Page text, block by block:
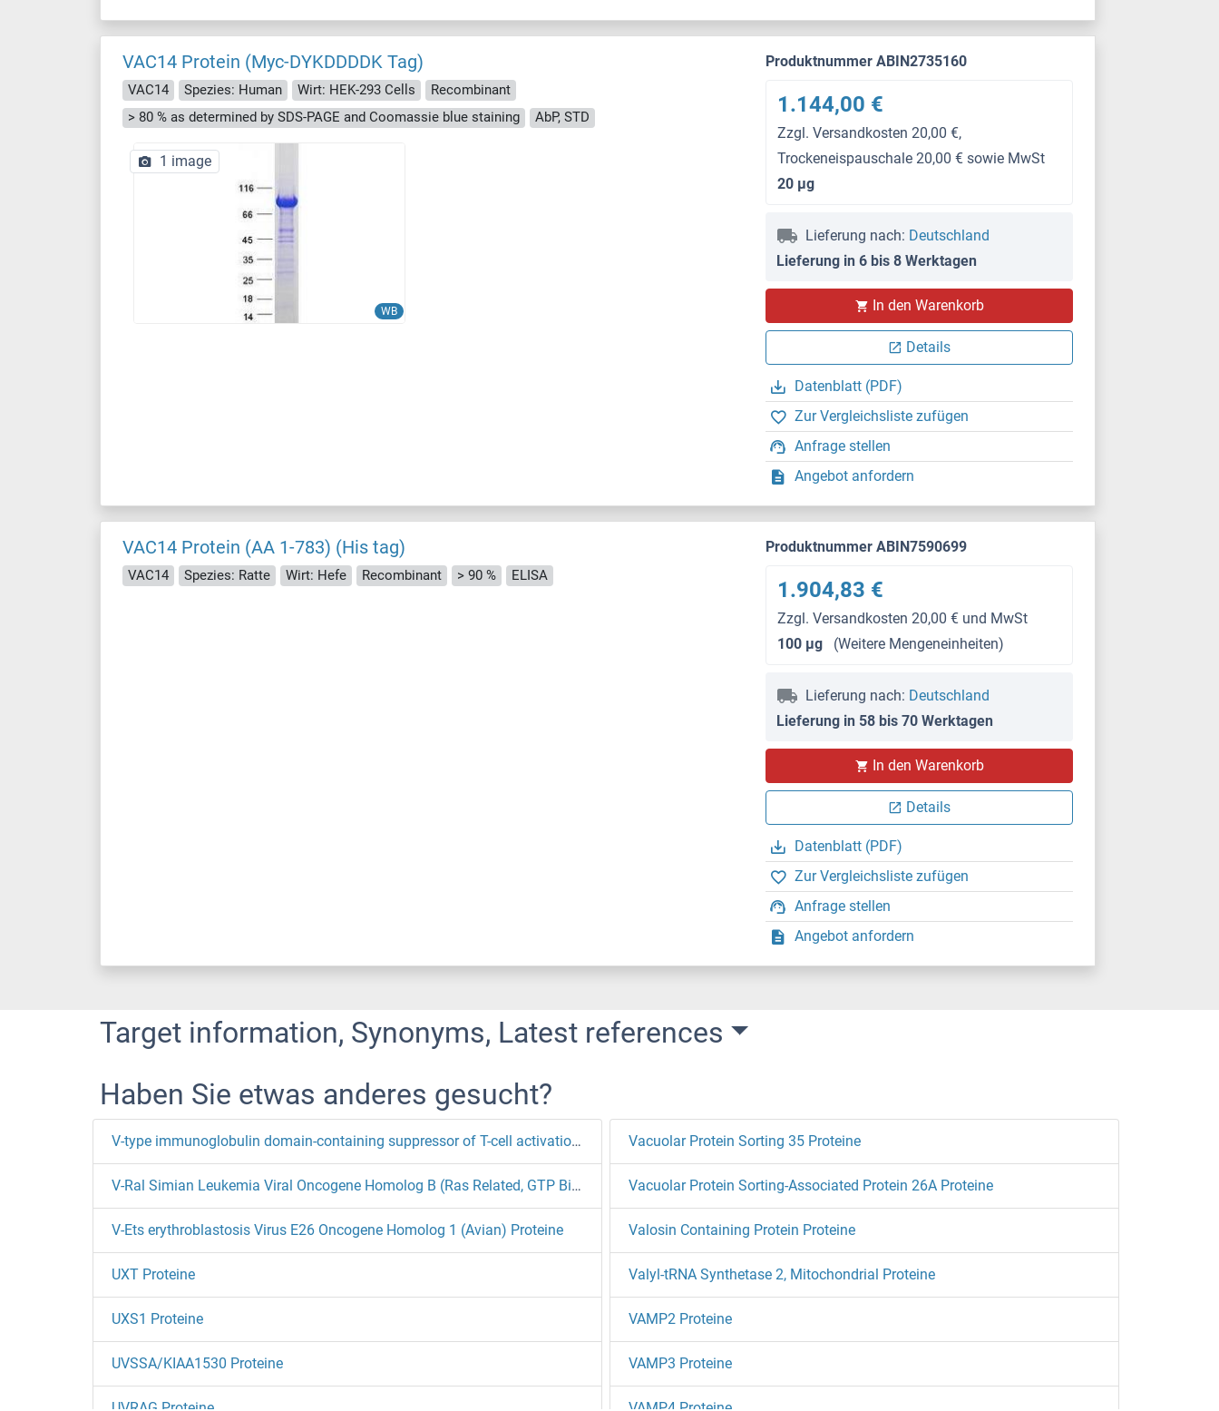
VAC14 Protein (Myc-DYKDDDDK Tag)
VAC14 Spezies: Human Wirt: HEK-293 Cells
Recombinant
> 80 % as determined by SDS-PAGE and Coomassie blue staining
AbP, STD
WB
1 image
Produktnummer ABIN2735160
1.144,00 €
Zzgl. Versandkosten 20,00 €,
Trockeneispauschale 20,00 € sowie MwSt
20 μg
Lieferung nach: Deutschland
Lieferung in 6 bis 8 Werktagen
In den Warenkorb
Details
Datenblatt (PDF)
Zur Vergleichsliste zufügen
Anfrage stellen
Angebot anfordern
VAC14 Protein (AA 1-783) (His tag)
VAC14 Spezies: Ratte Wirt: Hefe Recombinant > 90 % ELISA
Produktnummer ABIN7590699
1.904,83 €
Zzgl. Versandkosten 20,00 € und MwSt
100 μg
(Weitere Mengeneinheiten)
Lieferung nach: Deutschland
Lieferung in 58 bis 70 Werktagen
In den Warenkorb
Details
Datenblatt (PDF)
Zur Vergleichsliste zufügen
Anfrage stellen
Angebot anfordern
Target information, Synonyms, Latest references
Haben Sie etwas anderes gesucht?
V-type immunoglobulin domain-containing suppressor of T-cell activation Proteine
V-Ral Simian Leukemia Viral Oncogene Homolog B (Ras Related, GTP Binding Protein) Proteine
V-Ets erythroblastosis Virus E26 Oncogene Homolog 1 (Avian) Proteine
UXT Proteine
UXS1 Proteine
UVSSA/KIAA1530 Proteine
Vacuolar Protein Sorting 35 Proteine
Vacuolar Protein Sorting-Associated Protein 26A Proteine
Valosin Containing Protein Proteine
Valyl-tRNA Synthetase 2, Mitochondrial Proteine
VAMP2 Proteine
VAMP3 Proteine